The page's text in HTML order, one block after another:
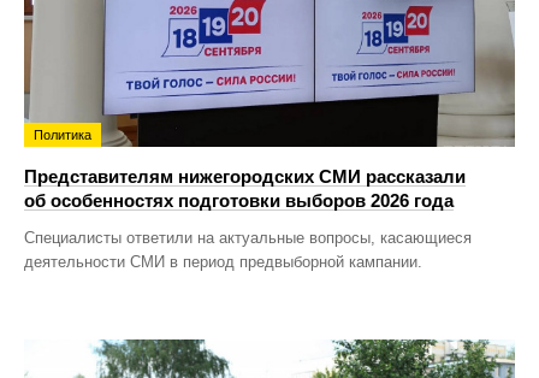
Политика
Представителям нижегородских СМИ рассказали
об особенностях подготовки выборов 2026 года
Специалисты ответили на актуальные вопросы, касающиеся
деятельности СМИ в период предвыборной кампании.